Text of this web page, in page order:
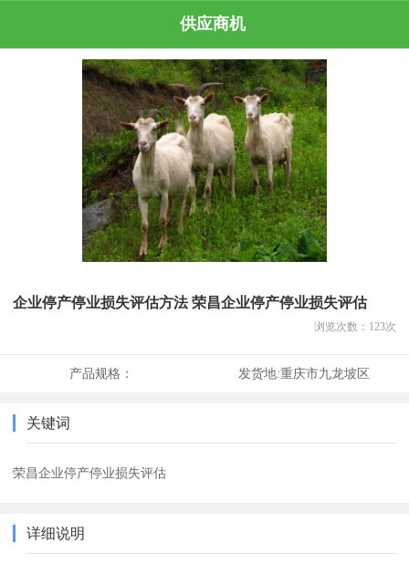
供应商机
企业停产停业损失评估方法 荣昌企业停产停业损失评估
浏览次数： 123次
产品规格： 发货地:重庆市九龙坡区
关键词
荣昌企业停产停业损失评估
详细说明